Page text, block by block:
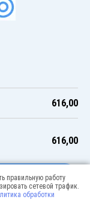
616,00
616,00
правильную работу
сетевой трафик.
обработки